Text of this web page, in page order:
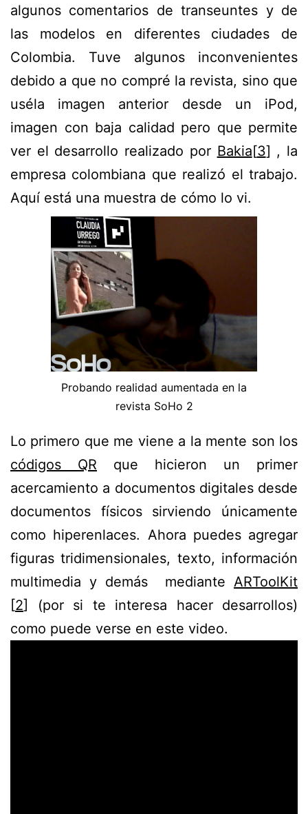
algunos comentarios de transeuntes y de
las modelos en diferentes ciudades de
Colombia. Tuve algunos inconvenientes
debido a que no compré la revista, sino que
uséla imagen anterior desde un iPod,
imagen con baja calidad pero que permite
ver el desarrollo realizado por Bakia[3] , la
empresa colombiana que realizó el trabajo.
Aquí está una muestra de cómo lo vi.
Probando realidad aumentada en la
revista SoHo 2
Lo primero que me viene a la mente son los
códigos QR que hicieron un primer
acercamiento a documentos digitales desde
documentos físicos sirviendo únicamente
como hiperenlaces. Ahora puedes agregar
figuras tridimensionales, texto, información
multimedia y demás mediante ARToolKit
[2] (por si te interesa hacer desarrollos)
como puede verse en este video.